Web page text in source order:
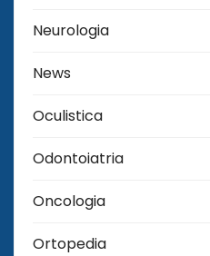
Neurologia
News
Oculistica
Odontoiatria
Oncologia
Ortopedia